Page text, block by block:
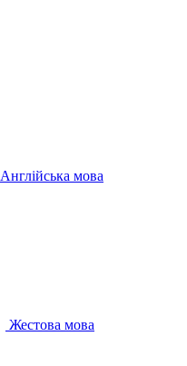
Англійська мова
Жестова мова